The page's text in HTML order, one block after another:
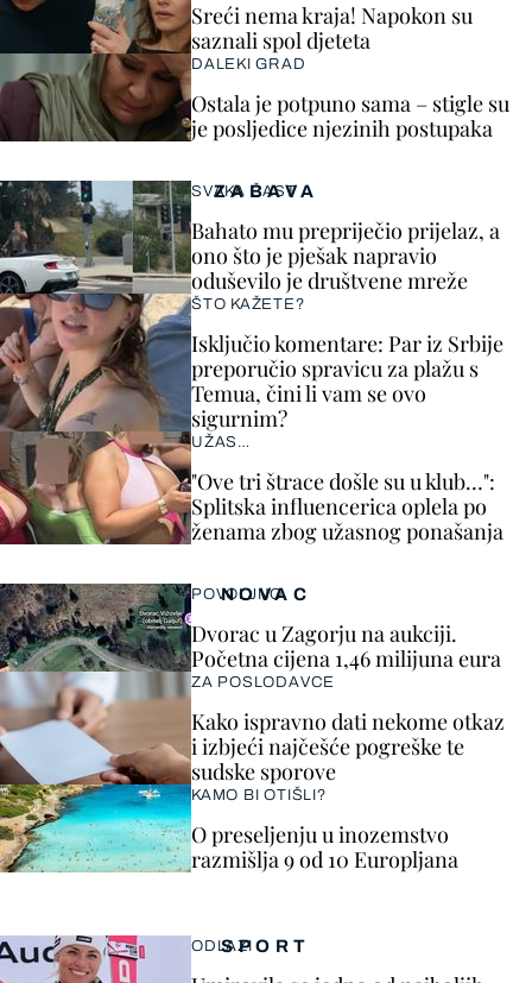
ZABAVA
SVAKA ČAST
Bahato mu prepriječio prijelaz, a
ono što je pješak napravio
oduševilo je društvene mreže
ŠTO KAŽETE?
Isključio komentare: Par iz Srbije
preporučio spravicu za plažu s
Temua, čini li vam se ovo
sigurnim?
UŽAS…
"Ove tri štrace došle su u klub…":
Splitska influencerica oplela po
ženama zbog užasnog ponašanja
SPORT
ODLAZI
Sreći nema kraja! Napokon su
saznali spol djeteta
DALEKI GRAD
Ostala je potpuno sama – stigle su
je posljedice njezinih postupaka
NOVAC
POVOLJNO
Dvorac u Zagorju na aukciji.
Početna cijena 1,46 milijuna eura
ZA POSLODAVCE
Kako ispravno dati nekome otkaz
i izbjeći najčešće pogreške te
sudske sporove
KAMO BI OTIŠLI?
O preseljenju u inozemstvo
razmišlja 9 od 10 Europljana